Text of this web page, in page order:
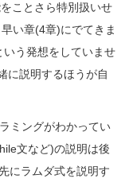
ことさら特別扱いせ
い章(4章)にでてきま
う発想をしていませ
に説明するほうが自
ミングがわかってい
文など)の説明は後
にラムダ式を説明す